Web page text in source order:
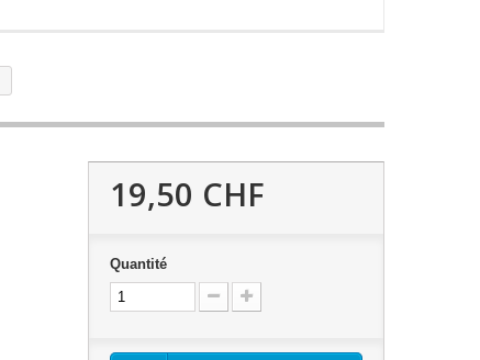
19,50 CHF
Quantité